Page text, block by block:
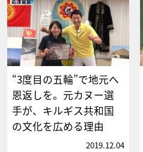
“3度目の五輪”で地元へ
恩返しを。元カヌー選
手が、キルギス共和国
の文化を広める理由
2019.12.04